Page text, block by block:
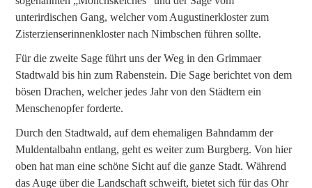
unterirdischen Gang, welcher vom Augustinerkloster zum
Zisterzienserinnenkloster nach Nimbschen führen sollte.
Für die zweite Sage führt uns der Weg in den Grimmaer
Stadtwald bis hin zum Rabenstein. Die Sage berichtet von dem
bösen Drachen, welcher jedes Jahr von den Städtern ein
Menschenopfer forderte.
Durch den Stadtwald, auf dem ehemaligen Bahndamm der
Muldentalbahn entlang, geht es weiter zum Burgberg. Von hier
oben hat man eine schöne Sicht auf die ganze Stadt. Während
das Auge über die Landschaft schweift, bietet sich für das Ohr